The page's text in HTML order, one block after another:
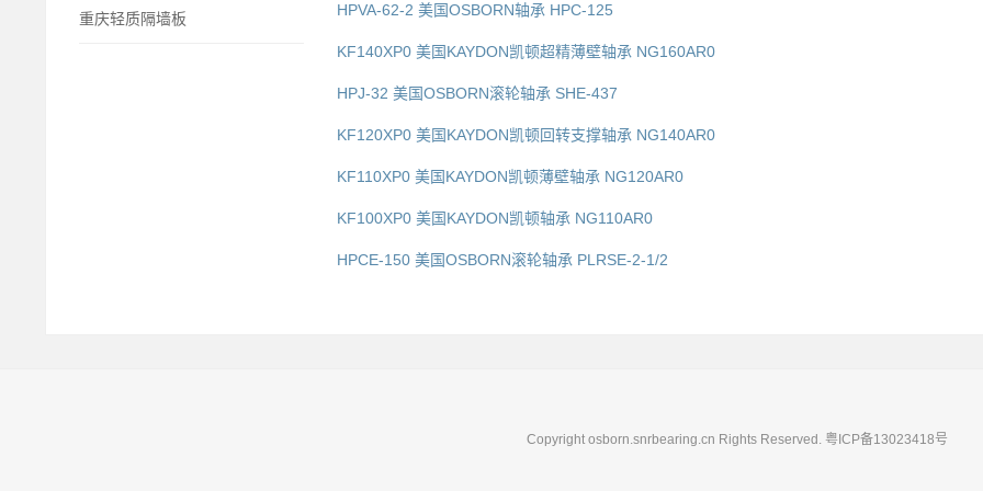
重庆轻质隔墙板
HPVA-62-2 美国OSBORN轴承 HPC-125
KF140XP0 美国KAYDON凯顿超精薄壁轴承 NG160AR0
HPJ-32 美国OSBORN滚轮轴承 SHE-437
KF120XP0 美国KAYDON凯顿回转支撑轴承 NG140AR0
KF110XP0 美国KAYDON凯顿薄壁轴承 NG120AR0
KF100XP0 美国KAYDON凯顿轴承 NG110AR0
HPCE-150 美国OSBORN滚轮轴承 PLRSE-2-1/2
Copyright osborn.snrbearing.cn Rights Reserved. 粤ICP备13023418号